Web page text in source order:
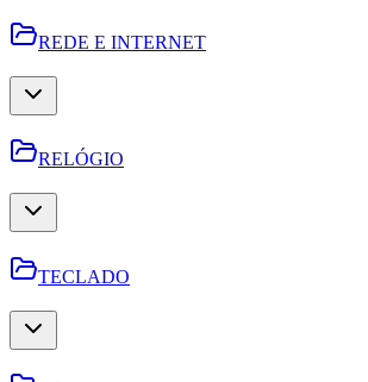
REDE E INTERNET
RELÓGIO
TECLADO